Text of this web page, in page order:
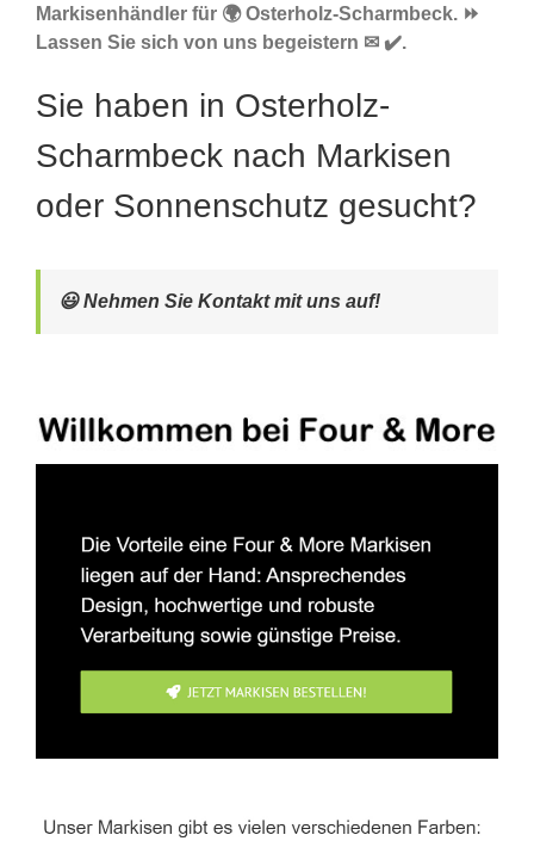
Markisenhändler für 🌍 Osterholz-Scharmbeck. ⏩
Lassen Sie sich von uns begeistern ✉ ✔️.
Sie haben in Osterholz-
Scharmbeck nach Markisen
oder Sonnenschutz gesucht?
😃 Nehmen Sie Kontakt mit uns auf!